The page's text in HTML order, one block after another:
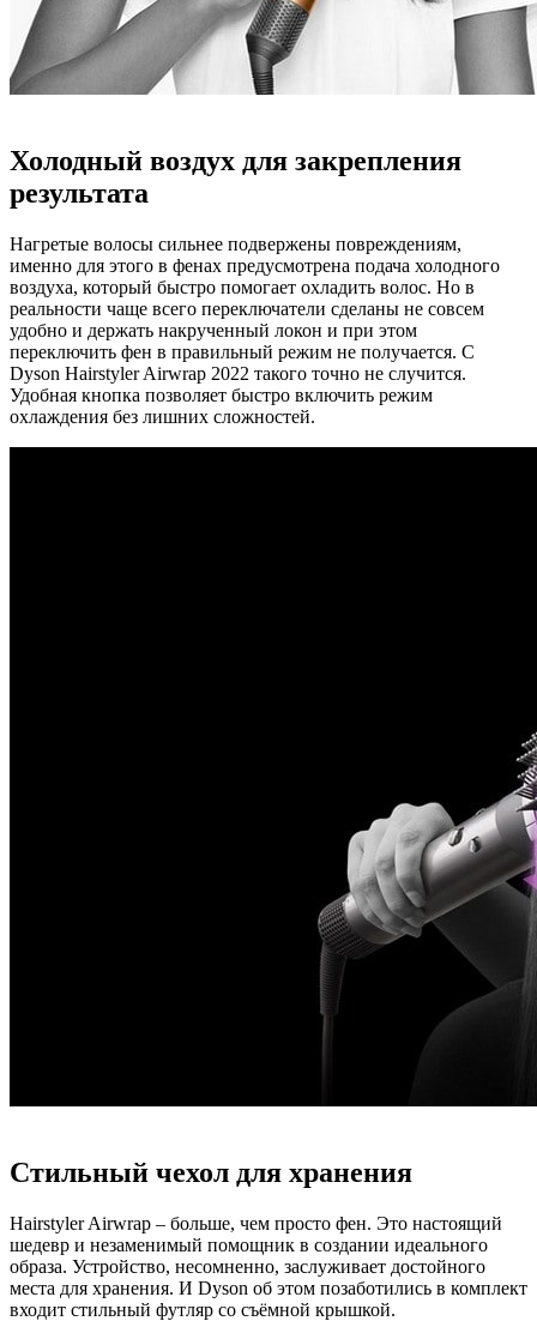
Холодный воздух для закрепления
результата
Нагретые волосы сильнее подвержены повреждениям,
именно для этого в фенах предусмотрена подача холодного
воздуха, который быстро помогает охладить волос. Но в
реальности чаще всего переключатели сделаны не совсем
удобно и держать накрученный локон и при этом
переключить фен в правильный режим не получается. С
Dyson Hairstyler Airwrap 2022 такого точно не случится.
Удобная кнопка позволяет быстро включить режим
охлаждения без лишних сложностей.
Стильный чехол для хранения
Hairstyler Airwrap – больше, чем просто фен. Это настоящий
шедевр и незаменимый помощник в создании идеального
образа. Устройство, несомненно, заслуживает достойного
места для хранения. И Dyson об этом позаботились в комплект
входит стильный футляр со съёмной крышкой.